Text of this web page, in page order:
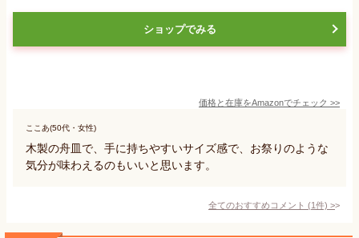
ショップでみる
価格と在庫をAmazonでチェック >>
ここあ(50代・女性)
木製の舟皿で、手に持ちやすいサイズ感で、お祭りのような
気分が味わえるのもいいと思います。
全てのおすすめコメント (1件) >